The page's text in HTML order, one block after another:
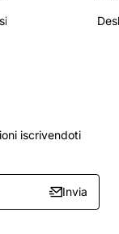
iscrivendoti
Invia